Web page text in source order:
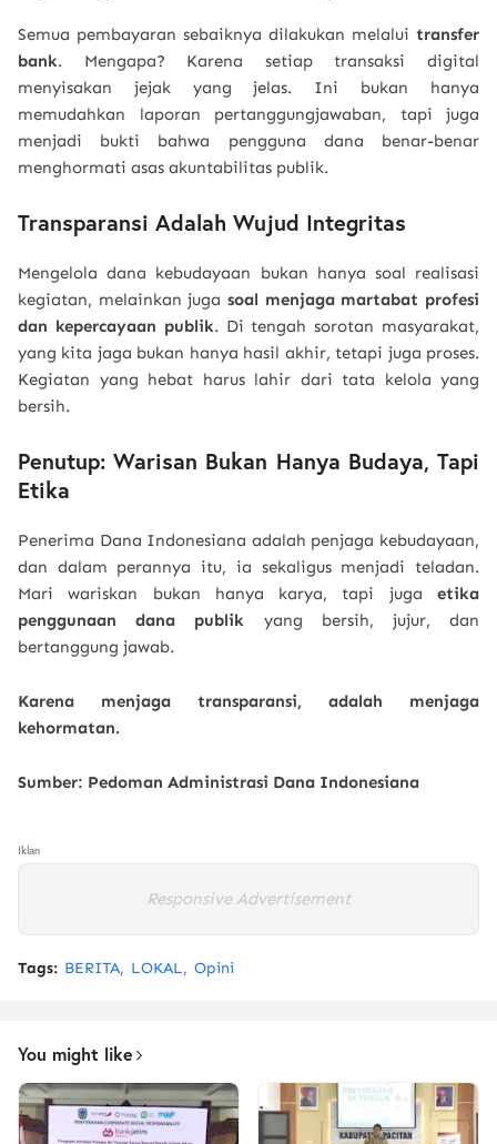
Semua pembayaran sebaiknya dilakukan melalui transfer
bank. Mengapa? Karena setiap transaksi digital
menyisakan jejak yang jelas. Ini bukan hanya
memudahkan laporan pertanggungjawaban, tapi juga
menjadi bukti bahwa pengguna dana benar-benar
menghormati asas akuntabilitas publik.
Transparansi Adalah Wujud Integritas
Mengelola dana kebudayaan bukan hanya soal realisasi
kegiatan, melainkan juga soal menjaga martabat profesi
dan kepercayaan publik. Di tengah sorotan masyarakat,
yang kita jaga bukan hanya hasil akhir, tetapi juga proses.
Kegiatan yang hebat harus lahir dari tata kelola yang
bersih.
Penutup: Warisan Bukan Hanya Budaya, Tapi
Etika
Penerima Dana Indonesiana adalah penjaga kebudayaan,
dan dalam perannya itu, ia sekaligus menjadi teladan.
Mari wariskan bukan hanya karya, tapi juga etika
penggunaan dana publik yang bersih, jujur, dan
bertanggung jawab.
Karena menjaga transparansi, adalah menjaga
kehormatan.
Sumber: Pedoman Administrasi Dana Indonesiana
Iklan
Responsive Advertisement
Tags: BERITA LOKAL Opini
You might like